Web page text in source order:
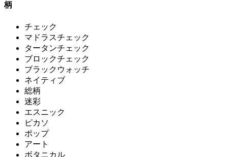
柄
チェック
マドラスチェック
タータンチェック
ブロックチェック
ブラックウォッチ
ネイティブ
総柄
迷彩
エスニック
ピカソ
ポップ
アート
ボタニカル